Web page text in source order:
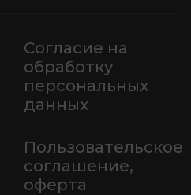
Согласие на
обработку
персональных
данных
Пользовательское
соглашение,
оферта